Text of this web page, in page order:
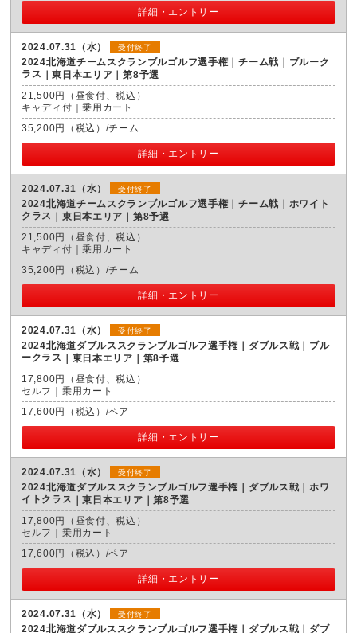
詳細・エントリー
2024.07.31（水） 受付終了
2024北海道チームスクランブルゴルフ選手権｜チーム戦｜ブルーク
ラス
東日本エリア｜第8予選
21,500円（昼食付、税込）
キャディ付｜乗用カート
35,200円（税込）/チーム
詳細・エントリー
2024.07.31（水） 受付終了
2024北海道チームスクランブルゴルフ選手権｜チーム戦｜ホワイト
クラス
東日本エリア｜第8予選
21,500円（昼食付、税込）
キャディ付｜乗用カート
35,200円（税込）/チーム
詳細・エントリー
2024.07.31（水） 受付終了
2024北海道ダブルススクランブルゴルフ選手権｜ダブルス戦｜ブル
ークラス
東日本エリア｜第8予選
17,800円（昼食付、税込）
セルフ｜乗用カート
17,600円（税込）/ペア
詳細・エントリー
2024.07.31（水） 受付終了
2024北海道ダブルススクランブルゴルフ選手権｜ダブルス戦｜ホワ
イトクラス
東日本エリア｜第8予選
17,800円（昼食付、税込）
セルフ｜乗用カート
17,600円（税込）/ペア
詳細・エントリー
2024.07.31（水） 受付終了
2024北海道ダブルススクランブルゴルフ選手権｜ダブルス戦｜ダブ